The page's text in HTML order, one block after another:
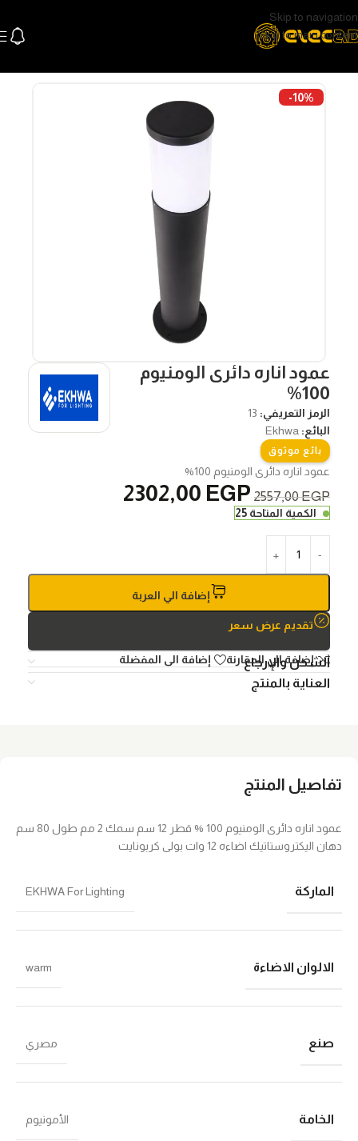
Skip to navigation
Skip to main content
-10%
عمود اناره دائرى الومنيوم
100%
الرمز التعريفي: 13
البائع: Ekhwa
بائع موثوق
عمود اناره دائرى الومنيوم 100%
2557,00EGP
2302,00 EGP
‏الكمية المتاحة 25
إضافة الي العربة
تقديم عرض سعر
إضافة الي المقارنة إضافة الى المفضلة
الشحن والإرجاع
العناية بالمنتج
تفاصيل المنتج
عمود اناره دائرى الومنيوم 100 % قطر 12 سم سمك 2 مم طول 80 سم
دهان اليكتروستاتيك اضاءه 12 وات بولى كربونايت
الماركة EKHWA For Lighting
الالوان الاضاءة warm
صنع مصري
الخامة الأمونيوم